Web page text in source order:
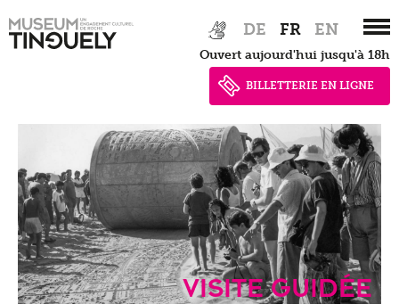
Hauptnavigation
to
DE FR EN
Ouvert aujourd'hui jusqu'à 18h
BILLETTERIE EN LIGNE
Tinguely Studies
Voir
Kultur Inklusiv
Entendre
Presse
Shop
Visite guidée